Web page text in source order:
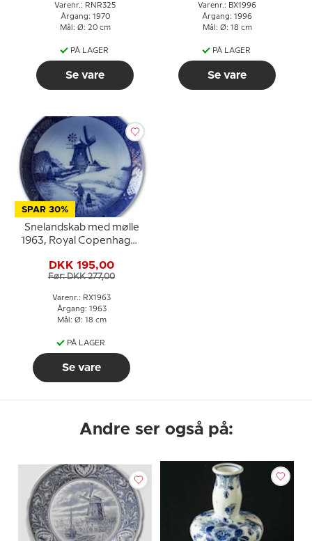
Varenr.: RNR325
Årgang: 1970
Mål: Ø: 20 cm
PÅ LAGER
Se vare
Varenr.: BX1996
Årgang: 1996
Mål: Ø: 18 cm
PÅ LAGER
Se vare
SPAR 30%
Snelandskab med mølle
1963, Royal Copenhagen
DKK 195,00
Før: DKK 277,00
Varenr.: RX1963
Årgang: 1963
Mål: Ø: 18 cm
PÅ LAGER
Se vare
Andre ser også på: